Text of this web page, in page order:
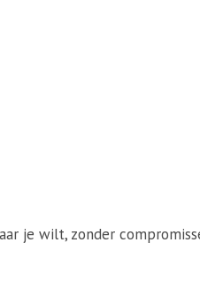
je wilt, zonder